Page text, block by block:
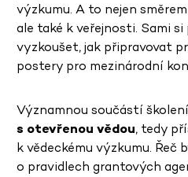
výzkumu. A to nejen
ale také k veřejnosti. Sami
vyzkoušet, jak připravovat
postery pro mezinárodní
Významnou součástí
s otevřenou vědou, tedy
k vědeckému výzkumu. Řeč
o pravidlech grantových